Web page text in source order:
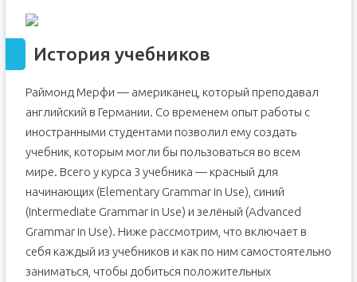
акцента.
История учебников
Раймонд Мерфи — американец, который преподавал
английский в Германии. Со временем опыт работы с
иностранными студентами позволил ему создать
учебник, которым могли бы пользоваться во всем
мире. Всего у курса 3 учебника — красный для
начинающих (Elementary Grammar in Use), синий
(Intermediate Grammar in Use) и зелёный (Advanced
Grammar in Use). Ниже рассмотрим, что включает в
себя каждый из учебников и как по ним самостоятельно
заниматься, чтобы добиться положительных